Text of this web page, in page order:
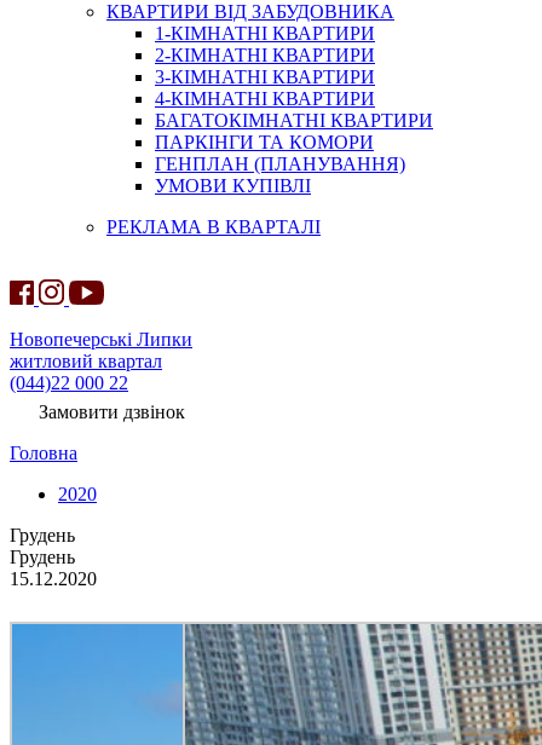
КВАРТИРИ ВІД ЗАБУДОВНИКА
1-КІМНАТНІ КВАРТИРИ
2-КІМНАТНІ КВАРТИРИ
3-КІМНАТНІ КВАРТИРИ
4-КІМНАТНІ КВАРТИРИ
БАГАТОКІМНАТНІ КВАРТИРИ
ПАРКІНГИ ТА КОМОРИ
ГЕНПЛАН (ПЛАНУВАННЯ)
УМОВИ КУПІВЛІ
РЕКЛАМА В КВАРТАЛІ
Новопечерські Липки
житловий квартал
(044)22 000 22
Замовити дзвінок
Головна
2020
Грудень
Грудень
15.12.2020